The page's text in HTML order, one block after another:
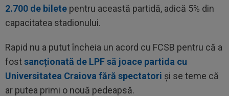
2.700 de bilete pentru această partidă, adică 5% din
capacitatea stadionului.
Rapid nu a putut încheia un acord cu FCSB pentru că a
fostsancționată de LPF să joace partida cu
Universitatea Craiova fără spectatori și se teme că
ar putea primi o nouă pedeapsă.